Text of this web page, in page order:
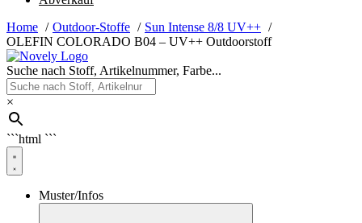
Home
Outdoor-Stoffe
Sun Intense 8/8 UV++
OLEFIN COLORADO B04 – UV++ Outdoorstoff
Suche nach Stoff, Artikelnummer, Farbe...
×
```html ```
Muster/Infos